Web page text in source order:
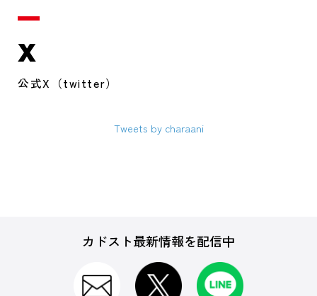
X
公式X（twitter）
Tweets by charaani
カドスト最新情報を配信中